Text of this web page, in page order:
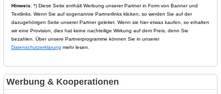
Hinweis: *) Diese Seite enthält Werbung unserer Partner in Form von Banner und
Textlinks. Wenn Sie auf sogenannte Partnerlinks klicken, so werden Sie auf der
dazugehörigen Seite unserer Partner geleitet. Wenn sie hier etwas kaufen, so erhalten
wir eine Provision, dies hat keine nachteilige Wirkung auf dem Preis, denn Sie
bezahlen. Über unsere Partnerprogramme können Sie in unserer
Datenschutzerklärung mehr lesen.
Werbung & Kooperationen